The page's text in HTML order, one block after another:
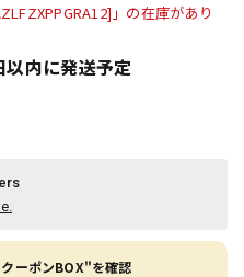
」の在庫があり
内に発送予定
ーポンBOX"を確認